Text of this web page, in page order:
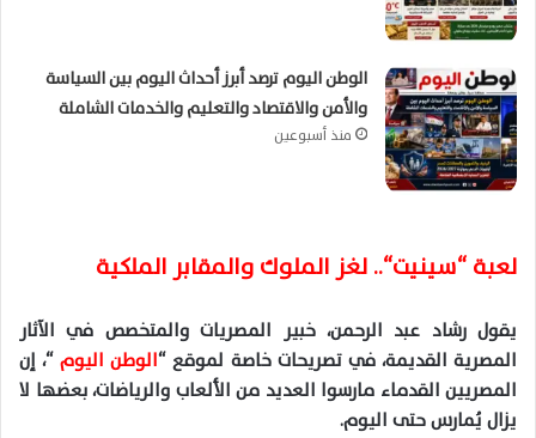
الوطن اليوم ترصد أبرز أحداث اليوم بين السياسة
والأمن والاقتصاد والتعليم والخدمات الشاملة
منذ أسبوعين
لعبة “سينيت“.. لغز الملوك والمقابر الملكية
يقول رشاد عبد الرحمن، خبير المصريات والمتخصص في الآثار
المصرية القديمة، في تصريحات خاصة لموقع “الوطن اليوم“، إن
المصريين القدماء مارسوا العديد من الألعاب والرياضات، بعضها لا
يزال يُمارس حتى اليوم.